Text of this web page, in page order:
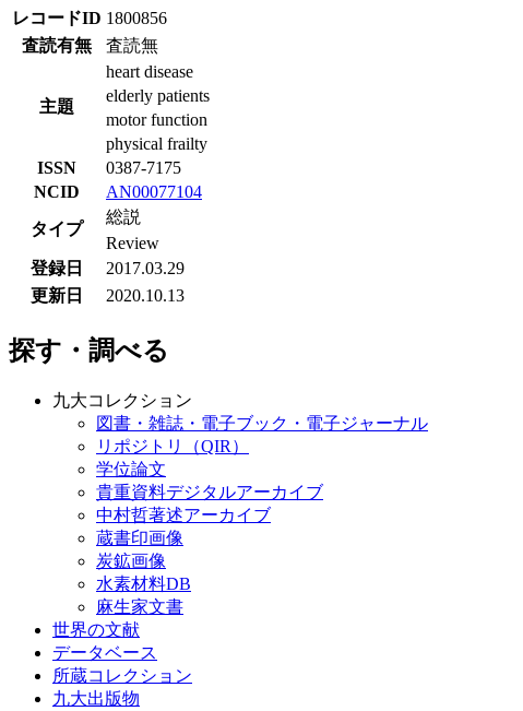
レコードID 1800856
査読有無
査読無
主題
heart disease
elderly patients
motor function
physical frailty
ISSN
0387-7175
NCID
AN00077104
タイプ
総説
Review
登録日
2017.03.29
更新日
2020.10.13
探す・調べる
九大コレクション
図書・雑誌・電子ブック・電子ジャーナル
リポジトリ（QIR）
学位論文
貴重資料デジタルアーカイブ
中村哲著述アーカイブ
蔵書印画像
炭鉱画像
水素材料DB
麻生家文書
世界の文献
データベース
所蔵コレクション
九大出版物